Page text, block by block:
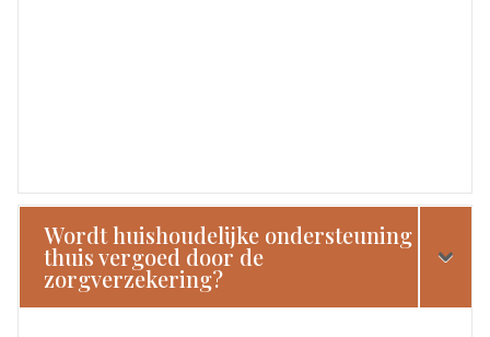
Wordt huishoudelijke ondersteuning
thuis vergoed door de
zorgverzekering?